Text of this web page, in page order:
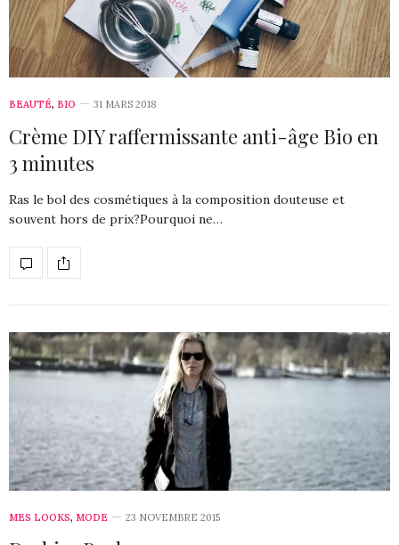
BEAUTÉ, BIO 31 MARS 2018
Crème DIY raffermissante anti-âge Bio en
3 minutes
Ras le bol des cosmétiques à la composition douteuse et
souvent hors de prix?Pourquoi ne…
MES LOOKS, MODE 23 NOVEMBRE 2015